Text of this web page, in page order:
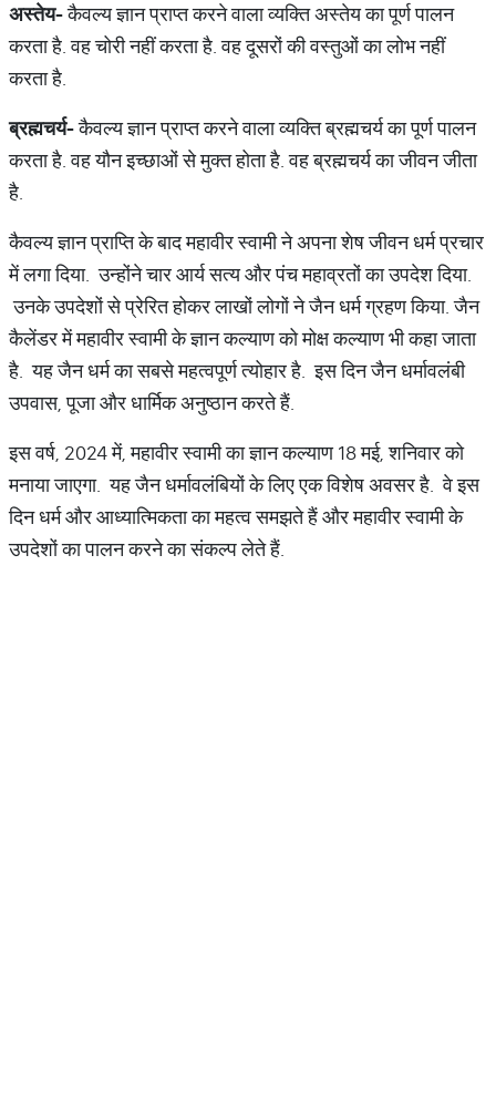
अस्तेय-कैवल्य ज्ञान प्राप्त करने वाला व्यक्ति अस्तेय का पूर्ण पालन
करता है. वह चोरी नहीं करता है. वह दूसरों की वस्तुओं का लोभ नहीं
करता है.
ब्रह्मचर्य-कैवल्य ज्ञान प्राप्त करने वाला व्यक्ति ब्रह्मचर्य का पूर्ण पालन
करता है. वह यौन इच्छाओं से मुक्त होता है. वह ब्रह्मचर्य का जीवन जीता
है.
कैवल्य ज्ञान प्राप्ति के बाद महावीर स्वामी ने अपना शेष जीवन धर्म प्रचार
में लगा दिया. उन्होंने चार आर्य सत्य और पंच महाव्रतों का उपदेश दिया.
उनके उपदेशों से प्रेरित होकर लाखों लोगों ने जैन धर्म ग्रहण किया. जैन
कैलेंडर में महावीर स्वामी के ज्ञान कल्याण को मोक्ष कल्याण भी कहा जाता
है. यह जैन धर्म का सबसे महत्वपूर्ण त्योहार है. इस दिन जैन धर्मावलंबी
उपवास, पूजा और धार्मिक अनुष्ठान करते हैं.
इस वर्ष, 2024 में, महावीर स्वामी का ज्ञान कल्याण 18 मई, शनिवार को
मनाया जाएगा. यह जैन धर्मावलंबियों के लिए एक विशेष अवसर है. वे इस
दिन धर्म और आध्यात्मिकता का महत्व समझते हैं और महावीर स्वामी के
उपदेशों का पालन करने का संकल्प लेते हैं.